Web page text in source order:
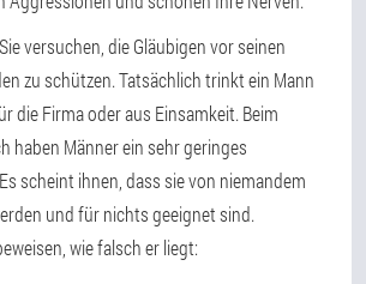
versuchen, die Gläubigen vor seinen
zu schützen. Tatsächlich trinkt ein Mann
die Firma oder aus Einsamkeit. Beim
haben Männer ein sehr geringes
scheint ihnen, dass sie von niemandem
und für nichts geeignet sind.
wie falsch er liegt: